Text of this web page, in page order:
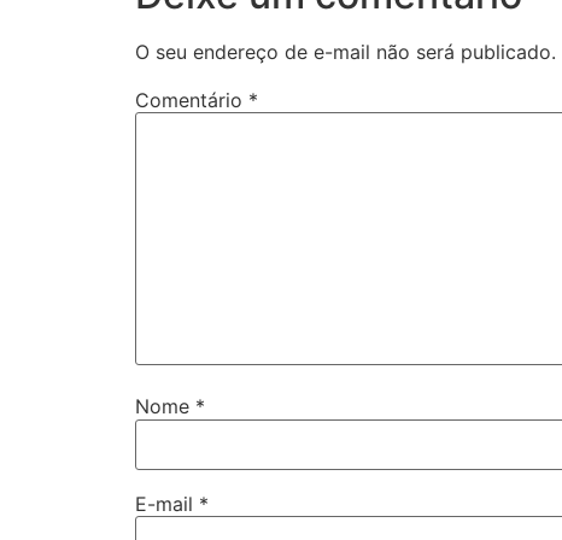
O seu endereço de e-mail não será publicado.
Comentário *
Nome *
E-mail *